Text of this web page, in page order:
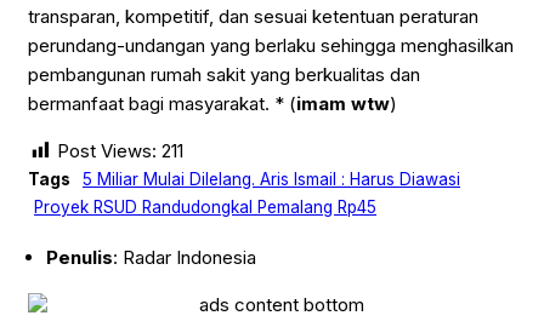
transparan, kompetitif, dan sesuai ketentuan peraturan
perundang-undangan yang berlaku sehingga menghasilkan
pembangunan rumah sakit yang berkualitas dan
bermanfaat bagi masyarakat. * (imam wtw)
Post Views: 211
Tags
5 Miliar Mulai Dilelang. Aris Ismail : Harus Diawasi
Proyek RSUD Randudongkal Pemalang Rp45
Penulis: Radar Indonesia